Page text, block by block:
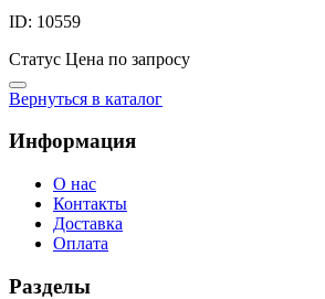
ID: 10559
Статус Цена по запросу
Вернуться в каталог
Информация
О нас
Контакты
Доставка
Оплата
Разделы